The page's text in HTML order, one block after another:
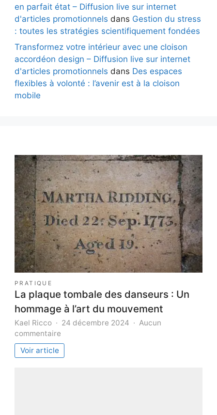
en parfait état – Diffusion live sur internet
d'articles promotionnels dans Gestion du stress
: toutes les stratégies scientifiquement fondées
Transformez votre intérieur avec une cloison
accordéon design – Diffusion live sur internet
d'articles promotionnels dans Des espaces
flexibles à volonté : l’avenir est à la cloison
mobile
PRATIQUE
La plaque tombale des danseurs : Un
hommage à l’art du mouvement
Kael Ricco 24 décembre 2024
Aucun
commentaire
La
plaque
Voir article